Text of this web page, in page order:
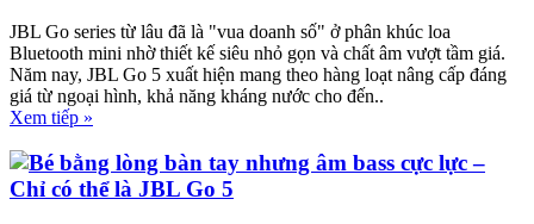
JBL Go series từ lâu đã là "vua doanh số" ở phân khúc loa
Bluetooth mini nhờ thiết kế siêu nhỏ gọn và chất âm vượt tầm giá.
Năm nay, JBL Go 5 xuất hiện mang theo hàng loạt nâng cấp đáng
giá từ ngoại hình, khả năng kháng nước cho đến..
Xem tiếp »
Bé bằng lòng bàn tay nhưng âm bass cực lực –
Chỉ có thể là JBL Go 5